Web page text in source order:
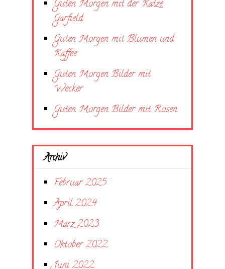
Guten Morgen mit der Katze
Garfield
Guten Morgen mit Blumen und
Kaffee
Guten Morgen Bilder mit
Wecker
Guten Morgen Bilder mit Rosen
Archiv
Februar 2025
April 2024
März 2023
Oktober 2022
Juni 2022